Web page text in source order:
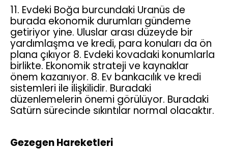
11. Evdeki Boğa burcundaki Uranüs de
burada ekonomik durumları gündeme
getiriyor yine. Uluslar arası düzeyde bir
yardımlaşma ve kredi, para konuları da ön
plana çıkıyor 8. Evdeki kovadaki konumlarla
birlikte. Ekonomik strateji ve kaynaklar
önem kazanıyor. 8. Ev bankacılık ve kredi
sistemleri ile ilişkilidir. Buradaki
düzenlemelerin önemi görülüyor. Buradaki
Satürn sürecinde sıkıntılar normal olacaktır.
Gezegen Hareketleri